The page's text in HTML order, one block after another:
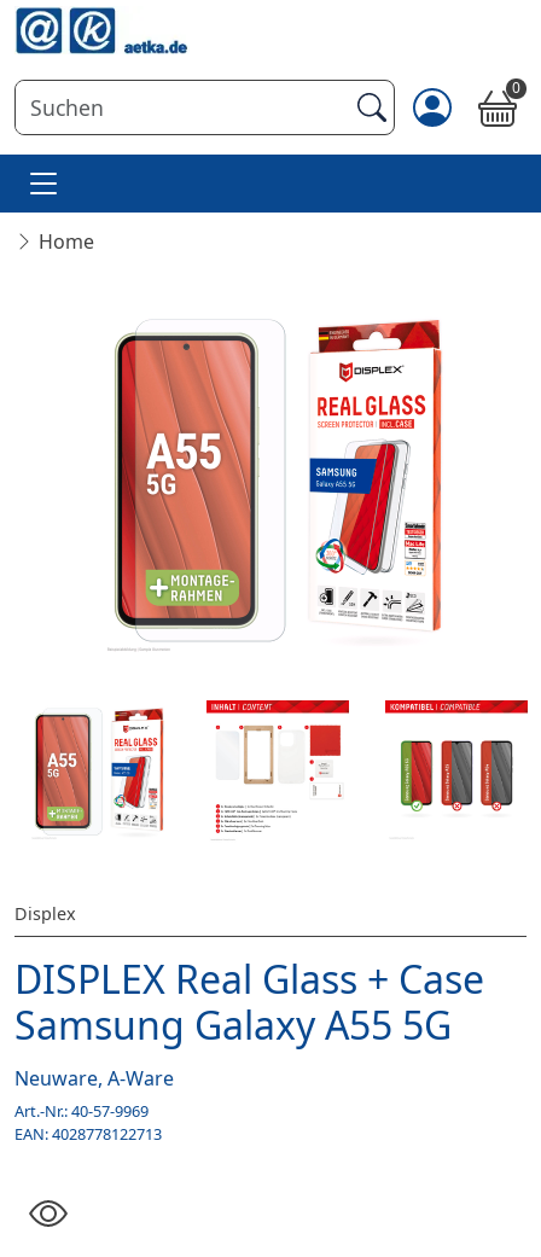
0
Home
Displex
DISPLEX Real Glass + Case
Samsung Galaxy A55 5G
Neuware, A-Ware
Art.-Nr.:40-57-9969
EAN:4028778122713